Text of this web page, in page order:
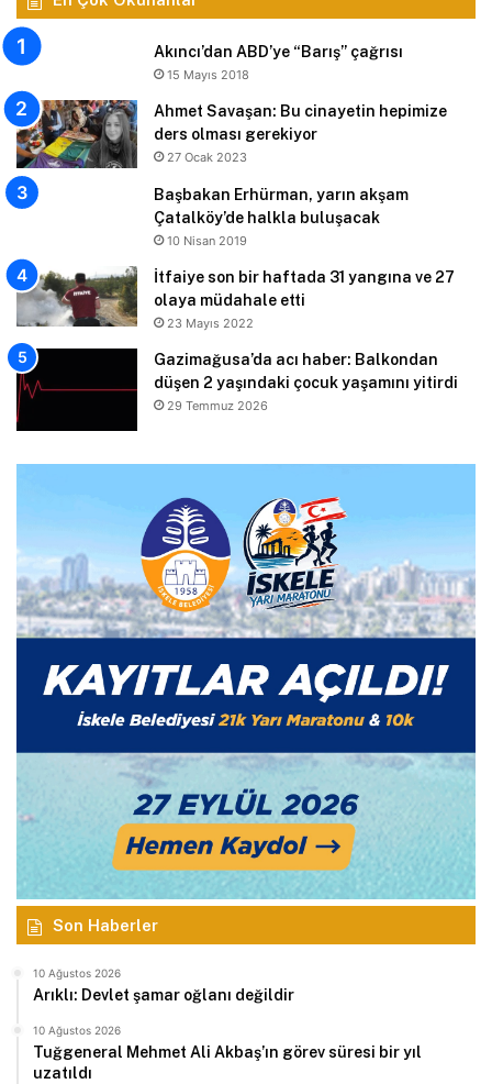
Akıncı’dan ABD’ye “Barış” çağrısı
15 Mayıs 2018
Ahmet Savaşan: Bu cinayetin hepimize
ders olması gerekiyor
27 Ocak 2023
Başbakan Erhürman, yarın akşam
Çatalköy’de halkla buluşacak
10 Nisan 2019
İtfaiye son bir haftada 31 yangına ve 27
olaya müdahale etti
23 Mayıs 2022
Gazimağusa’da acı haber: Balkondan
düşen 2 yaşındaki çocuk yaşamını yitirdi
29 Temmuz 2026
Son Haberler
10 Ağustos 2026
Arıklı: Devlet şamar oğlanı değildir
10 Ağustos 2026
Tuğgeneral Mehmet Ali Akbaş’ın görev süresi bir yıl
uzatıldı